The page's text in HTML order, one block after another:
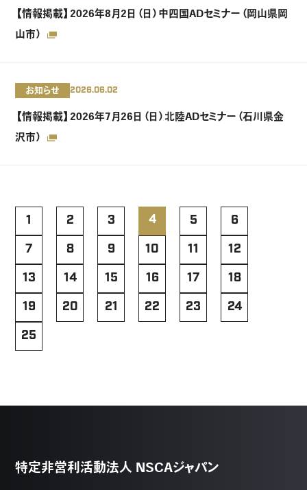
【情報掲載】2026年8月2日（日）中四国ADセミナー（岡山県岡
山市）
お知らせ 2026.06.02
【情報掲載】2026年7月26日（日）北陸ADセミナー（石川県金
沢市）
1 2 3 4 5 6
7 8 9 10 11 12
13 14 15 16 17 18
19 20 21 22 23 24
25
特定非営利活動法人 NSCAジャパン